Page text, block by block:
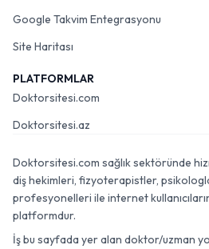
Google Takvim Entegrasyonu
Site Haritası
PLATFORMLAR
Doktorsitesi.com
Doktorsitesi.az
Doktorsitesi.com sağlık sektöründe
diş hekimleri, fizyoterapistler,
profesyonelleri ile internet
platformdur.
İş bu sayfada yer alan doktor/uzman